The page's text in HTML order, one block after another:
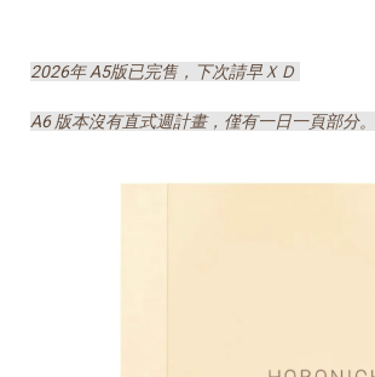
2026年 A5版已完售，下次請早ＸＤ
A6 版本沒有直式週計畫，僅有一日一頁部分。